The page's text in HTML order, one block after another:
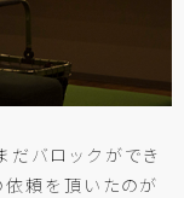
だバロックができ
依頼を頂いたのが